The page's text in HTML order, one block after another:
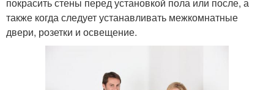
покрасить стены перед установкой пола или после, а
также когда следует устанавливать межкомнатные
двери, розетки и освещение.